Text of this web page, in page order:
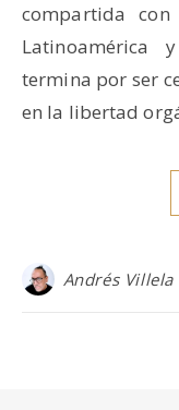
compartida
Latinoamérica
termina por ser
en la libertad
Andrés Villela